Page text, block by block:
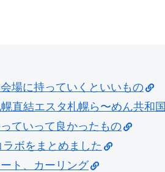
場に持っていくといいもの
直結エスタ札幌ら〜めん共和国
ていって良かったもの
ボをまとめました
ト、カーリング